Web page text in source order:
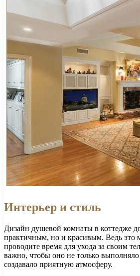
Интерьер и стиль
Дизайн душевой комнаты в коттедже
практичным, но и красивым. Ведь это
проводите время для ухода за своим
важно, чтобы оно не только
создавало приятную атмосферу.